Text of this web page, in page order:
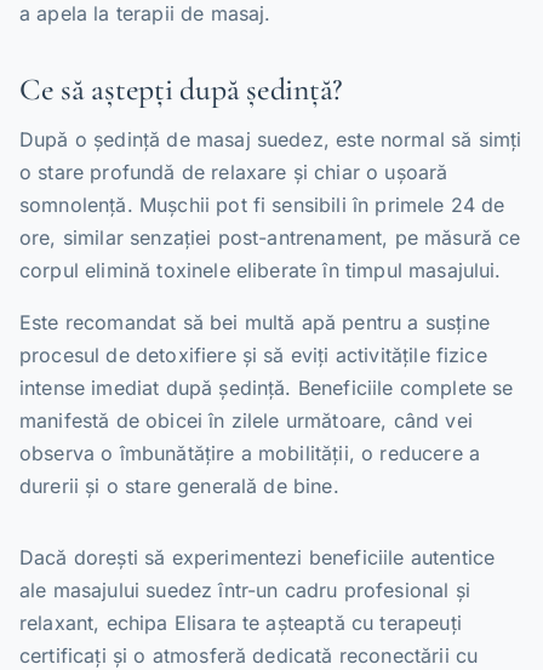
a apela la terapii de masaj.
Ce să aștepți după ședință?
După o ședință de masaj suedez, este normal să simți
o stare profundă de relaxare și chiar o ușoară
somnolență. Mușchii pot fi sensibili în primele 24 de
ore, similar senzației post-antrenament, pe măsură ce
corpul elimină toxinele eliberate în timpul masajului.
Este recomandat să bei multă apă pentru a susține
procesul de detoxifiere și să eviți activitățile fizice
intense imediat după ședință. Beneficiile complete se
manifestă de obicei în zilele următoare, când vei
observa o îmbunătățire a mobilității, o reducere a
durerii și o stare generală de bine.
Dacă dorești să experimentezi beneficiile autentice
ale masajului suedez într-un cadru profesional și
relaxant, echipa Elisara te așteaptă cu terapeuți
certificați și o atmosferă dedicată reconectării cu